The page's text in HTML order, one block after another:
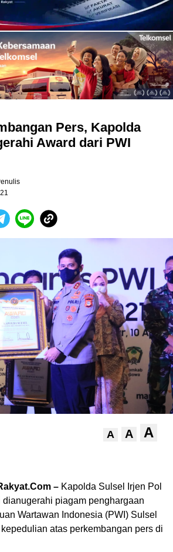
Pers, Kapolda
Award dari PWI
A A A
– Kapolda Sulsel Irjen Pol
dianugerahi piagam penghargaan
Wartawan Indonesia (PWI) Sulsel
atas perkembangan pers di